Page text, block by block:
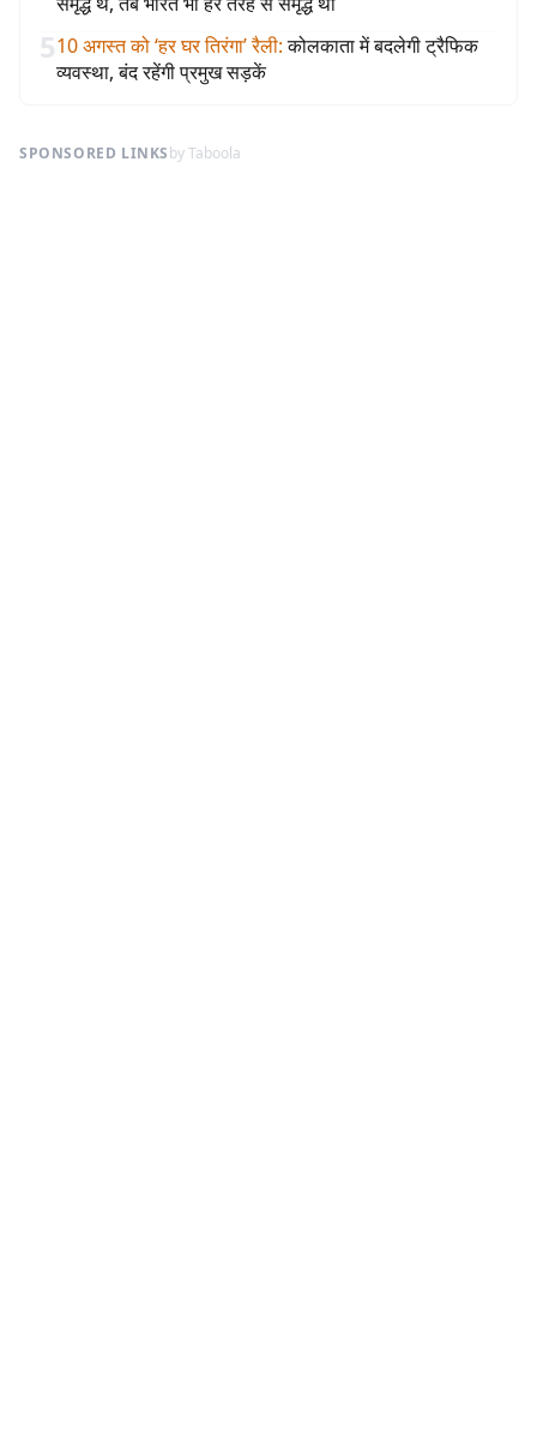
510 अगस्त को ‘हर घर तिरंगा’ रैली: कोलकाता में बदलेगी ट्रैफिक
व्यवस्था, बंद रहेंगी प्रमुख सड़कें
SPONSORED LINKSby Taboola